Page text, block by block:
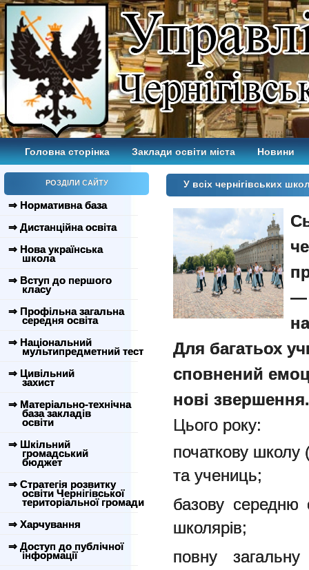
Головна сторінка Заклади освіти міста Новини
РОЗДІЛИ САЙТУ
⇒ Нормативна база
⇒ Дистанційна освіта
⇒ Нова українська
школа
⇒ Вступ до першого
класу
⇒ Профільна загальна
середня освіта
⇒ Національний
мультипредметний тест
⇒ Цивільний
захист
⇒ Матеріально-технічна
база закладів
освіти
⇒ Шкільний
громадський
бюджет
⇒ Стратегія розвитку
освіти Чернігівської
територіальної громади
⇒ Харчування
⇒ Доступ до публічної
інформації
У всіх чернігівських
—
Для багатьох
сповнений
нові звершення.
Цього року:
початкову школу
та учениць;
базову середню
школярів;
повну